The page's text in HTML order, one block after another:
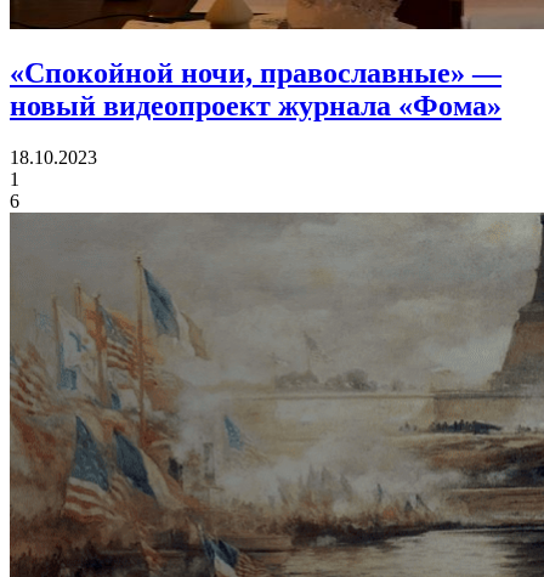
«Спокойной ночи, православные»—
новый видеопроект журнала «Фома»
18.10.2023
1
6